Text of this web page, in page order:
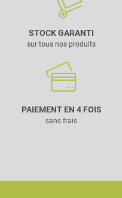
STOCK GARANTI
sur tous nos produits
PAIEMENT EN 4 FOIS
sans frais